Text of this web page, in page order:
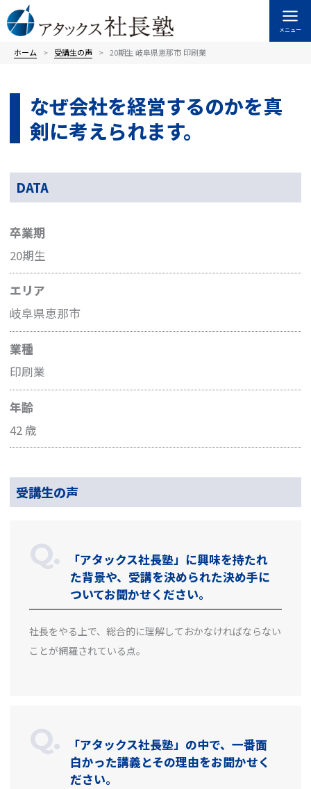
容
メニュー
ホーム 受講⽣の声 20期生 岐阜県恵那市 印刷業
なぜ会社を経営するのかを真
剣に考えられます。
DATA
卒業期
20期生
エリア
岐阜県恵那市
業種
印刷業
年齢
42 歳
受講生の声
「アタックス社長塾」に興味を持たれ
た背景や、受講を決められた決め手に
ついてお聞かせください。
社長をやる上で、総合的に理解しておかなければならない
ことが網羅されている点。
「アタックス社長塾」の中で、一番面
白かった講義とその理由をお聞かせく
ださい。